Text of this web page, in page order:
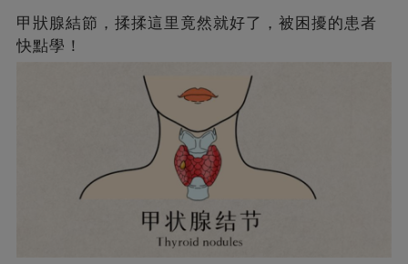
甲狀腺結節，揉揉這里竟然就好了，被困擾的患者
快點學！